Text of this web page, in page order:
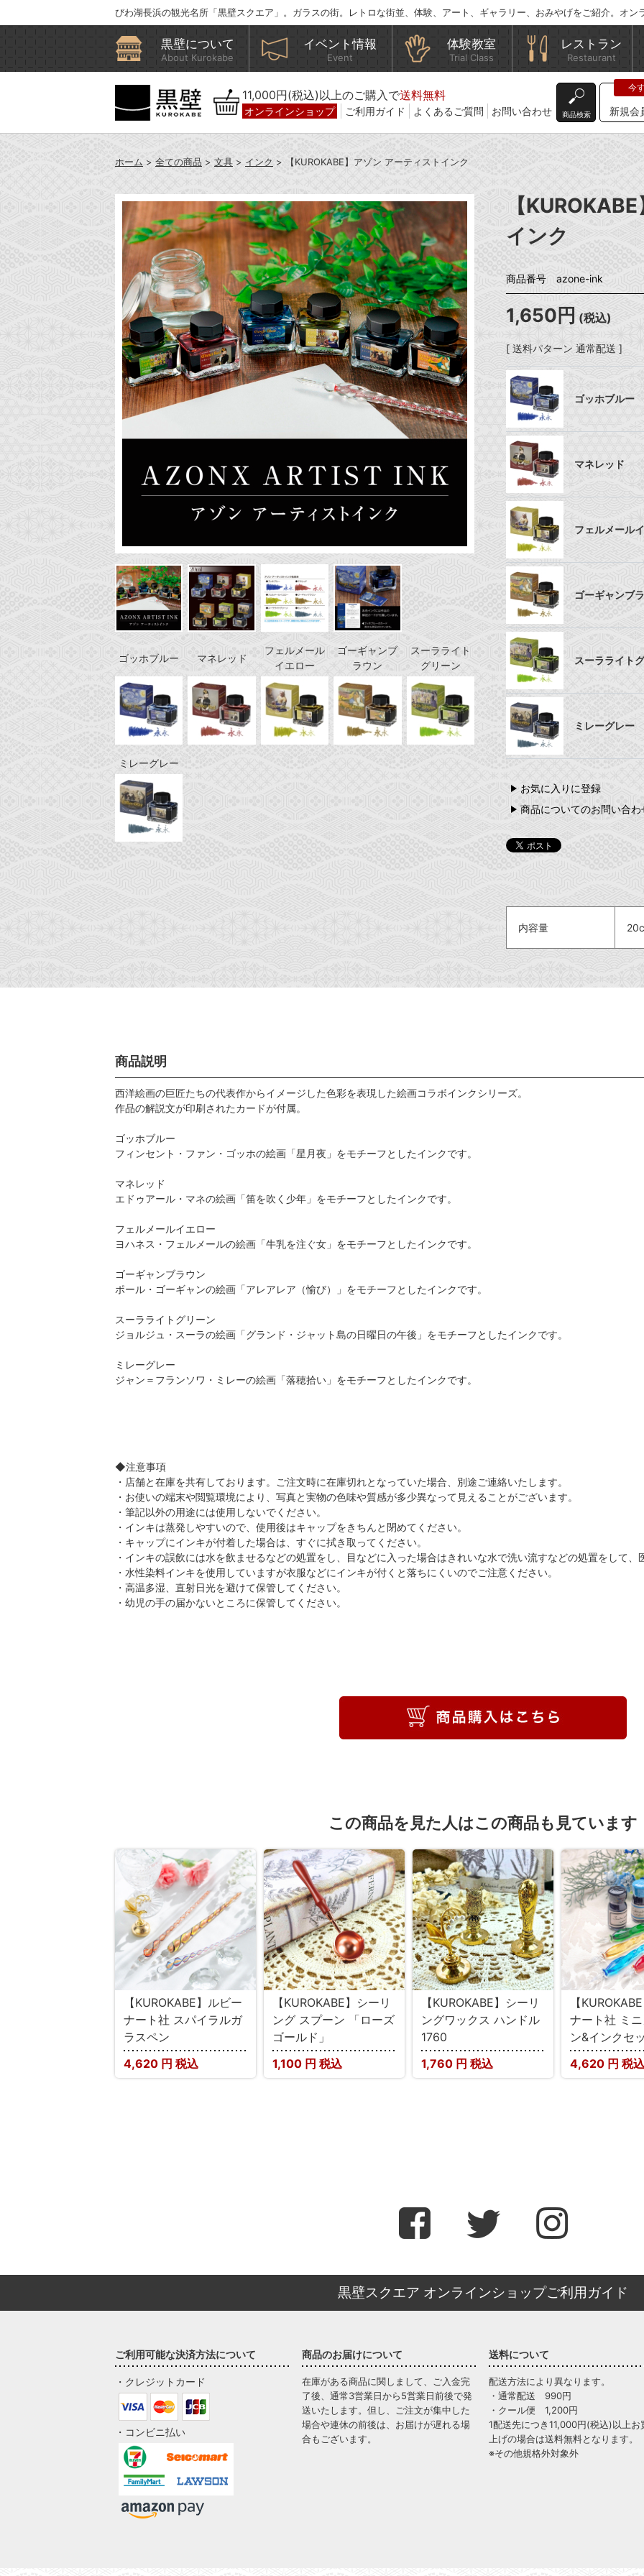
びわ湖長浜の観光名所「黒壁スクエア」。ガラスの街。レトロな街並、体験、アート、ギャラリー、おみやげをご紹介。オン
黒壁について
About Kurokabe
イベント情報
Event
体験教室
Trial Class
レストラン
Restaurant
11,000円(税込)以上のご購入で送料無料
オンラインショップ ご利用ガイド よくあるご質問 お問い合わせ 商品検索 新規会
ホーム > 全ての商品 > 文具 > インク > 【KUROKABE】アゾン アーティストインク
【
インク
商品番号 azone-ink
1,650円 (税込)
[ 送料パターン 通常配送 ]
ゴッホブルー
マネレッド
フェルメール
ゴーギャンブ
スーラライト
ミレーグレー
お気に入りに登録
商品についてのお問い合わ
内容量
ゴッホブルー マネレッド
フェルメール
イエロー
ゴーギャンブ
ラウン
スーラライト
グリーン
ミレーグレー
商品説明
西洋絵画の巨匠たちの代表作からイメージした色彩を表現した絵画コラボインクシリーズ。
作品の解説文が印刷されたカードが付属。
ゴッホブルー
フィンセント・ファン・ゴッホの絵画「星月夜」をモチーフとしたインクです。
マネレッド
エドゥアール・マネの絵画「笛を吹く少年」をモチーフとしたインクです。
フェルメールイエロー
ヨハネス・フェルメールの絵画「牛乳を注ぐ女」をモチーフとしたインクです。
ゴーギャンブラウン
ポール・ゴーギャンの絵画「アレアレア（愉び）」をモチーフとしたインクです。
スーラライトグリーン
ジョルジュ・スーラの絵画「グランド・ジャット島の日曜日の午後」をモチーフとしたインクです。
ミレーグレー
ジャン＝フランソワ・ミレーの絵画「落穂拾い」をモチーフとしたインクです。
◆注意事項
・店舗と在庫を共有しております。ご注文時に在庫切れとなっていた場合、別途ご連絡いたします。
・お使いの端末や閲覧環境により、写真と実物の色味や質感が多少異なって見えることがございます。
・筆記以外の用途には使用しないでください。
・インキは蒸発しやすいので、使用後はキャップをきちんと閉めてください。
・キャップにインキが付着した場合は、すぐに拭き取ってください。
・インキの誤飲には水を飲ませるなどの処置をし、目などに入った場合はきれいな水で洗い流すなどの処置をして、
・水性染料インキを使用していますが衣服などにインキが付くと落ちにくいのでご注意ください。
・高温多湿、直射日光を避けて保管してください。
・幼児の手の届かないところに保管してください。
この商品を見た人はこの商品も見ています
【KUROKABE】ルビー
ナート社 スパイラルガ
ラスペン
4,620 円 税込
【KUROKABE】シーリ
ング スプーン 「ローズ
ゴールド」
1,100 円 税込
【KUROKABE】シーリ
ングワックス ハンドル
1760
1,760 円 税込
【
ナート社 ミ
ン&インクセ
4,620 円 税込
黒壁スクエア オンラインショップご利用ガイド
ご利用可能な決済方法について
・クレジットカード
・コンビニ払い
商品のお届けについて
在庫がある商品に関しまして、ご入金完
了後、通常3営業日から5営業日前後で発
送いたします。但し、ご注文が集中した
場合や連休の前後は、お届けが遅れる場
合もございます。
送料について
配送方法により異なります。
・通常配送 990円
・クール便 1,200円
1配送先につき11,000円(税込)以上お
上げの場合は送料無料となります。
※その他規格外対象外